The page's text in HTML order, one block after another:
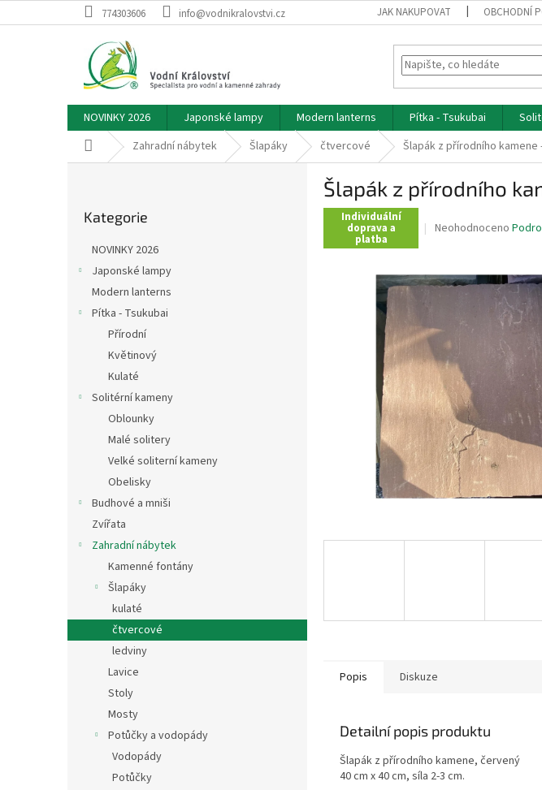
na
774303606 info@vodnikralovstvi.cz JAK NAKUPOVAT OBCHODNÍ
NOVINKY 2026 Japonské lampy Modern lanterns Pítka - Tsukubai
Domů Zahradní nábytek Šlapáky čtvercové Šlapák z přírodního
kategorie
Kategorie
NOVINKY 2026
Japonské lampy
Modern lanterns
Pítka - Tsukubai
Přírodní
Květinový
Kulaté
Solitérní kameny
Oblounky
Malé solitery
Velké soliterní kameny
Obelisky
Budhové a mniši
Zvířata
Zahradní nábytek
Kamenné fontány
Šlapáky
kulaté
čtvercové
ledviny
Lavice
Stoly
Mosty
Potůčky a vodopády
Vodopády
Potůčky
Šlapák z přírodního
Individuální
doprava a
platba
Průměrné
je
0,0
hvězdiček.
Neohodnoceno
Popis Diskuze
Detailní popis produktu
Šlapák z přírodního kamene, červený
40 cm x 40 cm, síla 2-3 cm.